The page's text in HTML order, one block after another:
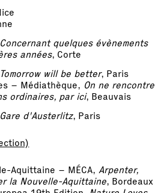
Concernant quelques évènements
années, Corte
Tomorrow will be better, Paris
– Médiathèque, On ne rencontre
ordinaires, par ici, Beauvais
Gare d'Austerlitz, Paris
Aquittaine – MÉCA,Arpenter,
la Nouvelle-Aquittaine, Bordeaux